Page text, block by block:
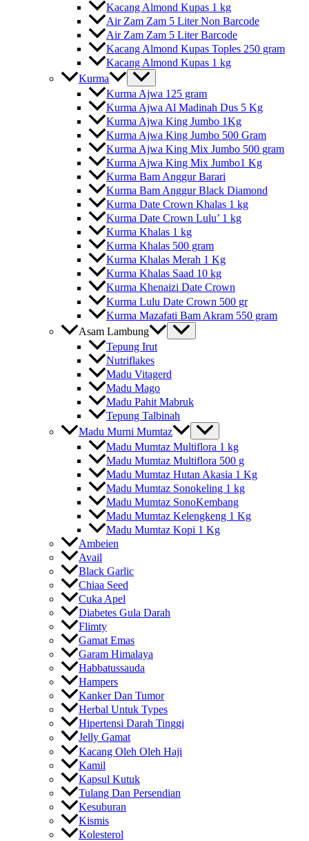
Kacang Almond Kupas 1 kg
Air Zam Zam 5 Liter Non Barcode
Air Zam Zam 5 Liter Barcode
Kacang Almond Kupas Toples 250 gram
Kacang Almond Kupas 1 kg
Kurma
Kurma Ajwa 125 gram
Kurma Ajwa Al Madinah Dus 5 Kg
Kurma Ajwa King Jumbo 1Kg
Kurma Ajwa King Jumbo 500 Gram
Kurma Ajwa King Mix Jumbo 500 gram
Kurma Ajwa King Mix Jumbo1 Kg
Kurma Bam Anggur Barari
Kurma Bam Anggur Black Diamond
Kurma Date Crown Khalas 1 kg
Kurma Date Crown Lulu’ 1 kg
Kurma Khalas 1 kg
Kurma Khalas 500 gram
Kurma Khalas Merah 1 Kg
Kurma Khalas Saad 10 kg
Kurma Khenaizi Date Crown
Kurma Lulu Date Crown 500 gr
Kurma Mazafati Bam Akram 550 gram
Asam Lambung
Tepung Irut
Nutriflakes
Madu Vitagerd
Madu Mago
Madu Pahit Mabruk
Tepung Talbinah
Madu Murni Mumtaz
Madu Mumtaz Multiflora 1 kg
Madu Mumtaz Multiflora 500 g
Madu Mumtaz Hutan Akasia 1 Kg
Madu Mumtaz Sonokeling 1 kg
Madu Mumtaz SonoKembang
Madu Mumtaz Kelengkeng 1 Kg
Madu Mumtaz Kopi 1 Kg
Ambeien
Avail
Black Garlic
Chiaa Seed
Cuka Apel
Diabetes Gula Darah
Flimty
Gamat Emas
Garam Himalaya
Habbatussauda
Hampers
Kanker Dan Tumor
Herbal Untuk Types
Hipertensi Darah Tinggi
Jelly Gamat
Kacang Oleh Oleh Haji
Kamil
Kapsul Kutuk
Tulang Dan Persendian
Kesuburan
Kismis
Kolesterol